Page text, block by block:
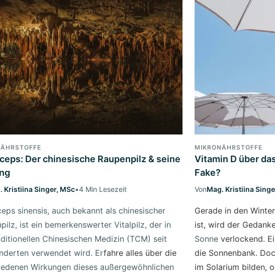
Der chinesische Raupenpilz & seine
Kristiina Singer, MSc•4 Min Lesezeit
sinensis, auch bekannt als chinesischer
ist ein bemerkenswerter Vitalpilz, der in
Chinesischen Medizin (TCM) seit
verwendet wird. Erfahre alles über die
Wirkungen dieses außergewöhnlichen
MIKRONÄHRSTOFFE
Vitamin D über
Fake?
VonMag. Kristiina
Gerade in den
ist, wird der
Sonne verlockend.
die Sonnenbank.
im Solarium bilden,